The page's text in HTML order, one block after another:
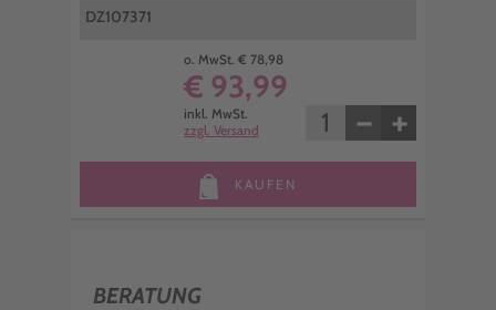
DZ107371
o. MwSt. € 78,98
€ 93,99
inkl. MwSt.
zzgl. Versand
− +
KAUFEN
BERATUNG